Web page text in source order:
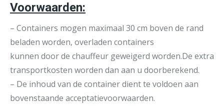
Voorwaarden:
– Containers mogen maximaal 30 cm boven de rand
beladen worden, overladen containers
kunnen door de chauffeur geweigerd worden.De extra
transportkosten worden dan aan u doorberekend.
– De inhoud van de container dient te voldoen aan
bovenstaande acceptatievoorwaarden.